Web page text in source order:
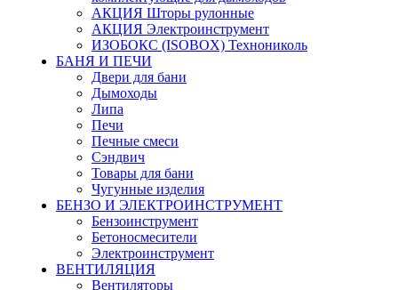
АКЦИЯ Шторы рулонные
АКЦИЯ Электроинструмент
ИЗОБОКС (ISOBOX) Технониколь
БАНЯ И ПЕЧИ
Двери для бани
Дымоходы
Липа
Печи
Печные смеси
Сэндвич
Товары для бани
Чугунные изделия
БЕНЗО И ЭЛЕКТРОИНСТРУМЕНТ
Бензоинструмент
Бетоносмесители
Электроинструмент
ВЕНТИЛЯЦИЯ
Вентиляторы